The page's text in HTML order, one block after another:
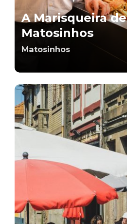
A Marisqueira de
Matosinhos
Matosinhos